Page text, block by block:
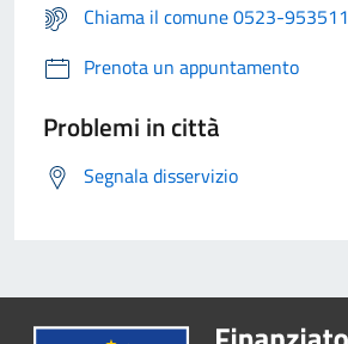
Chiama il comune 0523-953511
Prenota un appuntamento
Problemi in città
Segnala disservizio